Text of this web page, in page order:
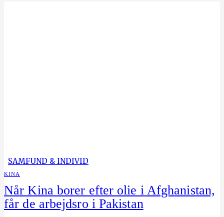
SAMFUND & INDIVID
KINA
Når Kina borer efter olie i Afghanistan,
får de arbejdsro i Pakistan